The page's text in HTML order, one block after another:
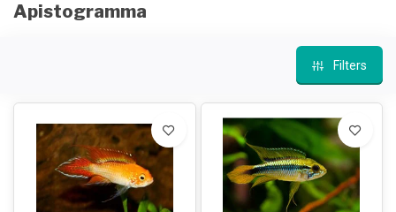
Apistogramma
Filters